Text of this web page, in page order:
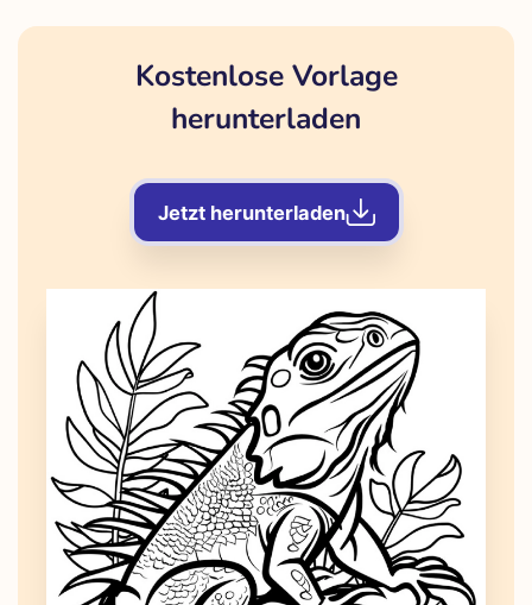
Kostenlose Vorlage
herunterladen
Jetzt herunterladen